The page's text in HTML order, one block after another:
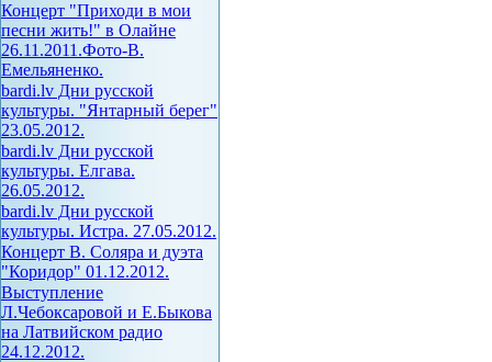
Концерт "Приходи в мои
песни жить!" в Олайне
26.11.2011.Фото-В.
Емельяненко.
bardi.lv Дни русской
культуры. "Янтарный берег"
23.05.2012.
bardi.lv Дни русской
культуры. Елгава.
26.05.2012.
bardi.lv Дни русской
культуры. Истра. 27.05.2012.
Концерт В. Соляра и дуэта
"Коридор" 01.12.2012.
Выступление
Л.Чебоксаровой и Е.Быкова
на Латвийском радио
24.12.2012.